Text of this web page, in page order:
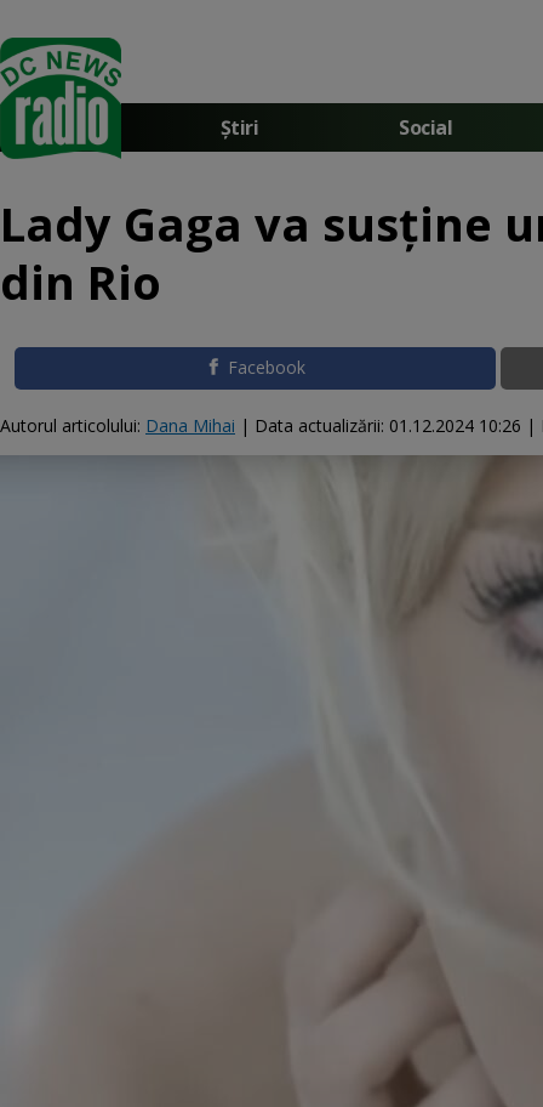
Știri Social
Lady Gaga va susţine
din Rio
Facebook
Autorul articolului: Dana Mihai | Data actualizării: 01.12.2024 10:26 |